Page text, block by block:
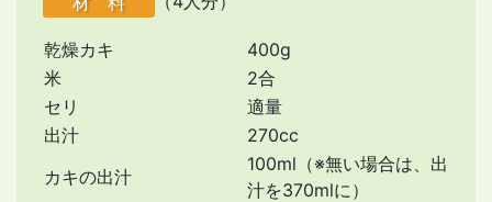
乾燥カキ
400g
米
2合
セリ
適量
出汁
270cc
カキの出汁
100ml（※無い場合は、出
汁を370mlに）